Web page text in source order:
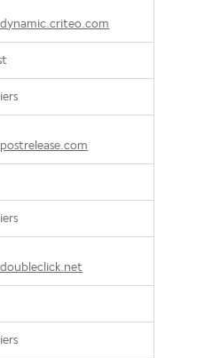
dynamic.criteo.com
postrelease.com
doubleclick.net